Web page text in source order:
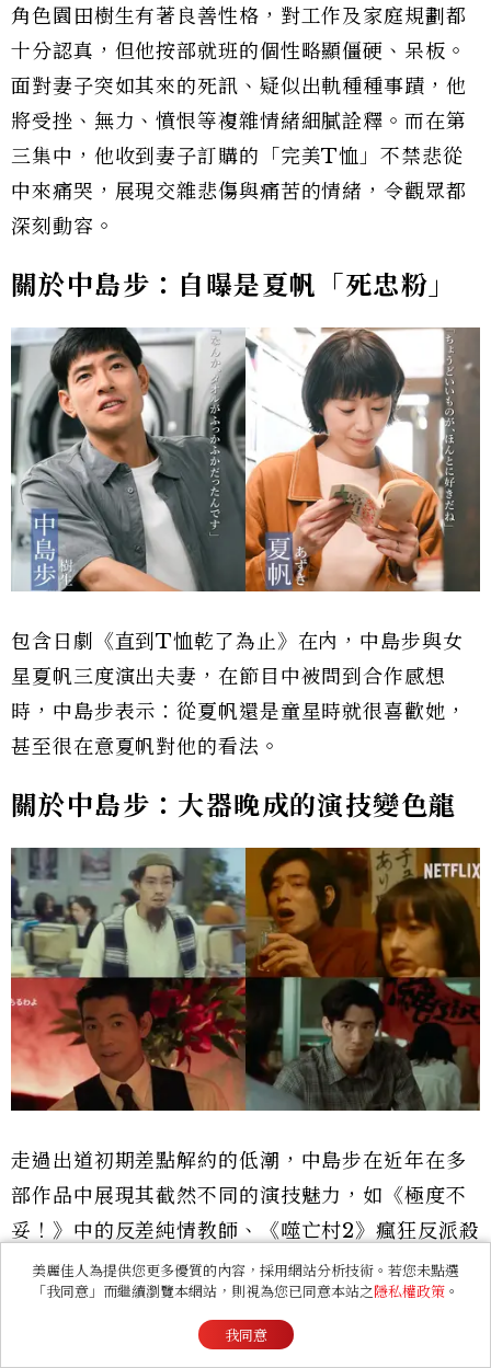
角色園田樹生有著良善性格，對工作及家庭規劃都
十分認真，但他按部就班的個性略顯僵硬、呆板。
面對妻子突如其來的死訊、疑似出軌種種事蹟，他
將受挫、無力、憤恨等複雜情緒細膩詮釋。而在第
三集中，他收到妻子訂購的「完美T恤」不禁悲從
中來痛哭，展現交雜悲傷與痛苦的情緒，令觀眾都
深刻動容。
關於中島步：自曝是夏帆「死忠粉」
包含日劇《直到T恤乾了為止》在內，中島步與女
星夏帆三度演出夫妻，在節目中被問到合作感想
時，中島步表示：從夏帆還是童星時就很喜歡她，
甚至很在意夏帆對他的看法。
關於中島步：大器晚成的演技變色龍
走過出道初期差點解約的低潮，中島步在近年在多
部作品中展現其截然不同的演技魅力，如《極度不
妥！》中的反差純情教師、《噬亡村2》瘋狂反派殺
手、《紅豆麵包》深情暖男丈夫、《武士生死鬥》
冷靜智謀秘書「永瀨心平」、《地獄占星師》房地
產老闆須藤豐、《直到T恤乾了為止》展現細膩情
美麗佳人為提供您更多優質的內容，採用網站分析技術。若您未點選
「我同意」而繼續瀏覽本網站，則視為您已同意本站之隱私權政策 。
我同意